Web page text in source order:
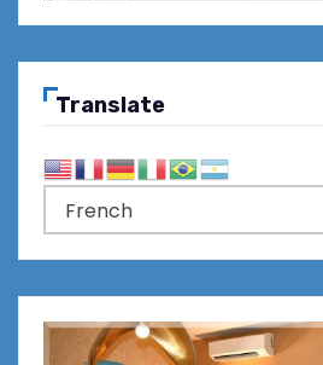
Translate